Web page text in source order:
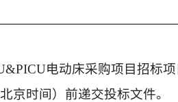
电动床采购项目招标
京时间）前递交投标文件。